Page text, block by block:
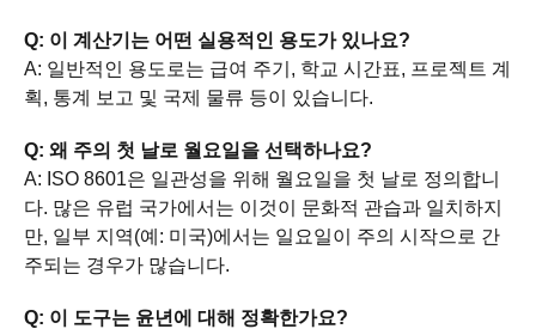
Q: 이 계산기는 어떤 실용적인 용도가 있나요?
A: 일반적인 용도로는 급여 주기, 학교 시간표, 프로젝트 계
획, 통계 보고 및 국제 물류 등이 있습니다.
Q: 왜 주의 첫 날로 월요일을 선택하나요?
A: ISO 8601은 일관성을 위해 월요일을 첫 날로 정의합니
다. 많은 유럽 국가에서는 이것이 문화적 관습과 일치하지
만, 일부 지역(예: 미국)에서는 일요일이 주의 시작으로 간
주되는 경우가 많습니다.
Q: 이 도구는 윤년에 대해 정확한가요?